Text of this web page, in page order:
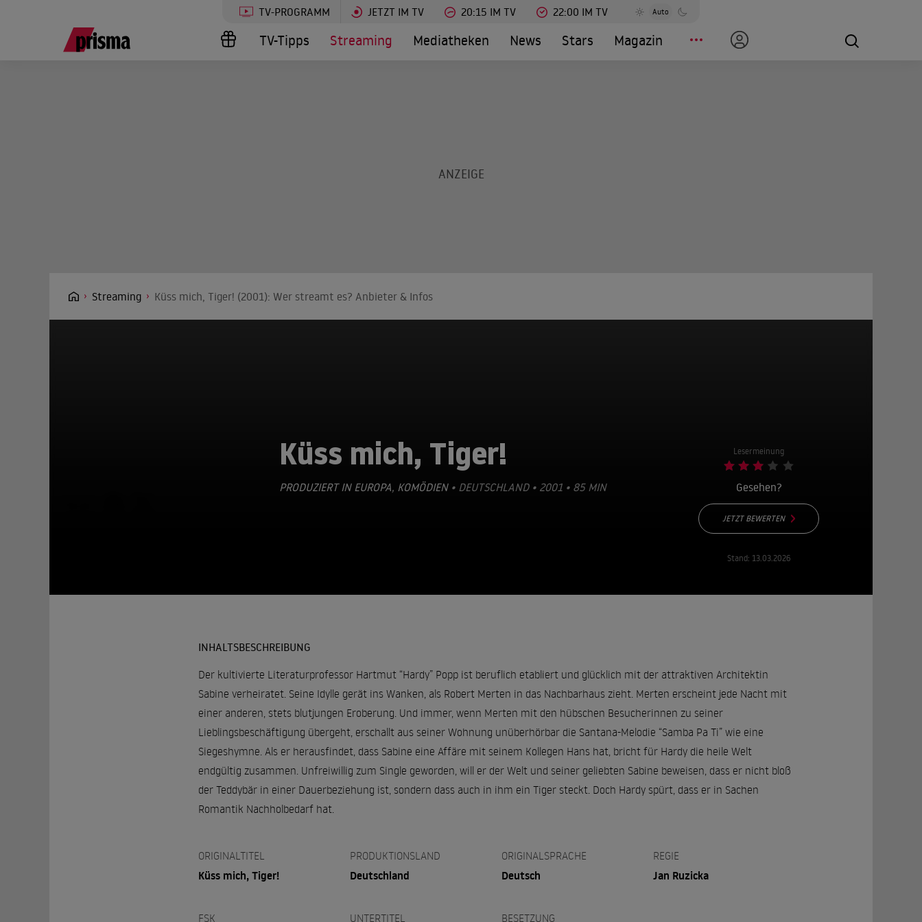
TV-PROGRAMM JETZT IM TV 20:15 IM TV 22:00 IM TV Auto
TV-Tipps Streaming Mediatheken News Stars Magazin
Streaming Küss mich, Tiger! (2001): Wer streamt es? Anbieter & Infos
Küss mich, Tiger!
PRODUZIERT IN EUROPA, KOMÖDIEN• DEUTSCHLAND • 2001 • 85 MIN
Lesermeinung
Gesehen?
JETZT BEWERTEN
Stand: 13.03.2026
INHALTSBESCHREIBUNG
Der kultivierte Literaturprofessor Hartmut “Hardy” Popp ist beruflich etabliert und glücklich mit der attraktiven Architektin
Sabine verheiratet. Seine Idylle gerät ins Wanken, als Robert Merten in das Nachbarhaus zieht. Merten erscheint jede Nacht mit
einer anderen, stets blutjungen Eroberung. Und immer, wenn Merten mit den hübschen Besucherinnen zu seiner
Lieblingsbeschäftigung übergeht, erschallt aus seiner Wohnung unüberhörbar die Santana-Melodie “Samba Pa Ti” wie eine
Siegeshymne. Als er herausfindet, dass Sabine eine Affäre mit seinem Kollegen Hans hat, bricht für Hardy die heile Welt
endgültig zusammen. Unfreiwillig zum Single geworden, will er der Welt und seiner geliebten Sabine beweisen, dass er nicht bloß
der Teddybär in einer Dauerbeziehung ist, sondern dass auch in ihm ein Tiger steckt. Doch Hardy spürt, dass er in Sachen
Romantik Nachholbedarf hat.
ORIGINALTITEL
Küss mich, Tiger!
PRODUKTIONSLAND
Deutschland
ORIGINALSPRACHE
Deutsch
REGIE
Jan Ruzicka
FSK UNTERTITEL BESETZUNG